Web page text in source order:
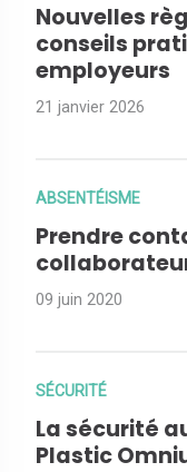
Nouvelles
conseils
employeurs
21 janvier 2026
ABSENTÉISME
Prendre
09 juin 2020
SÉCURITÉ
La sécurité
Plastic